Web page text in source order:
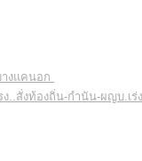
งแคนอก
..สั่งท้องถิ่น-กำนัน-ผญบ.เ